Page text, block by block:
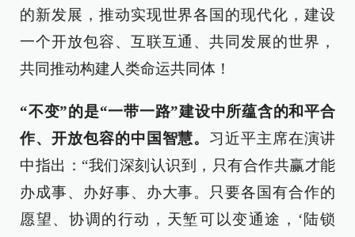
的新发展，推动实现世界各国的现代化，建设
一个开放包容、互联互通、共同发展的世界，
共同推动构建人类命运共同体！
“不变”的是“一带一路”建设中所蕴含的和平合
作、开放包容的中国智慧。 习近平主席在演讲
中指出：“我们深刻认识到，只有合作共赢才能
办成事、办好事、办大事。只要各国有合作的
愿望、协调的行动，天堑可以变通途，‘陆锁